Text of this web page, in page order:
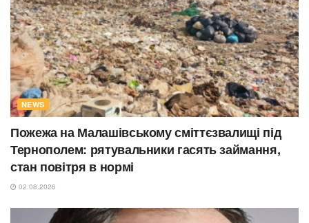
NEWS
Пожежа на Малашівському сміттєзвалищі під
Тернополем: рятувальники гасять займання,
стан повітря в нормі
02.08.2026